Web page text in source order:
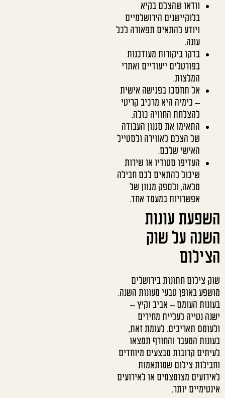
וודאו שהצלם בקיא
בלוקיישנים הירושלמיים
ויודע להתאים תפאורה לכל
עונה.
בדקו ביקורות מעודכנות
בפורטלים ייעודיים ואתרי
המלצות.
אל תחסכו בפגישה אישית
– כימיה היא מרכיב קריטי
להצלחת החוויה כולה.
התאימו את סגנון העבודה
של הצלם לאווירה ולסטייל
האישי שלכם.
העדיפו סטודיו או שירות
שיכול להתאים לכם חבילה
מלאה, ולספק מגוון של
אפשרויות במעמד אחד.
השפעת עונות
השנה על שוק
הצילום
שוק צילום חתונות בירושלים
מושפע באופן טבעי מעונות השנה.
בעונות העומס – אביב וקיץ –
ישנה נטייה לעליית מחירים
ולעומס תאריכים. לעומת זאת,
בעונות המעבר והחורף תמצאו
לעיתים קרובות מבצעים מיוחדים
וחבילות צילום שמותאמות
לאירועים מצומצמים או לאירועים
אינטימיים יותר.